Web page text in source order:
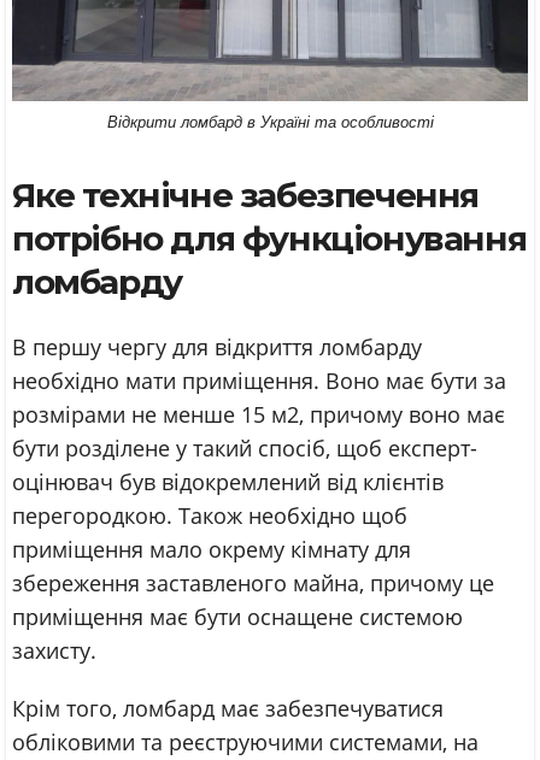
Відкрити ломбард в Україні та особливості
Яке технічне забезпечення
потрібно для функціонування
ломбарду
В першу чергу для відкриття ломбарду
необхідно мати приміщення. Воно має бути за
розмірами не менше 15 м2, причому воно має
бути розділене у такий спосіб, щоб експерт-
оцінювач був відокремлений від клієнтів
перегородкою. Також необхідно щоб
приміщення мало окрему кімнату для
збереження заставленого майна, причому це
приміщення має бути оснащене системою
захисту.
Крім того, ломбард має забезпечуватися
обліковими та реєструючими системами, на